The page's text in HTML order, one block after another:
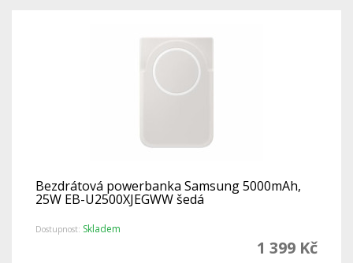
Bezdrátová powerbanka Samsung 5000mAh,
25W EB-U2500XJEGWW šedá
Dostupnost: Skladem
1 399 Kč